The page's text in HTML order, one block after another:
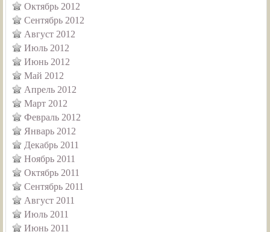
Октябрь 2012
Сентябрь 2012
Август 2012
Июль 2012
Июнь 2012
Май 2012
Апрель 2012
Март 2012
Февраль 2012
Январь 2012
Декабрь 2011
Ноябрь 2011
Октябрь 2011
Сентябрь 2011
Август 2011
Июль 2011
Июнь 2011